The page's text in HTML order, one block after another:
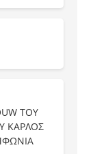
ΤΟΥ
ΚΑΡΛΟΣ